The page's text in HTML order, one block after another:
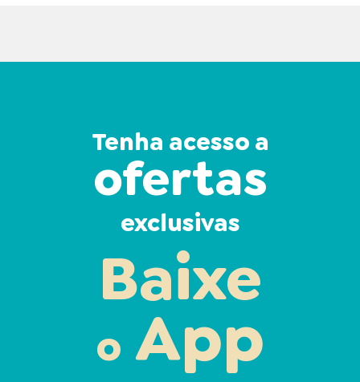
Tenha acesso a
ofertas
exclusivas
Baixe
o App